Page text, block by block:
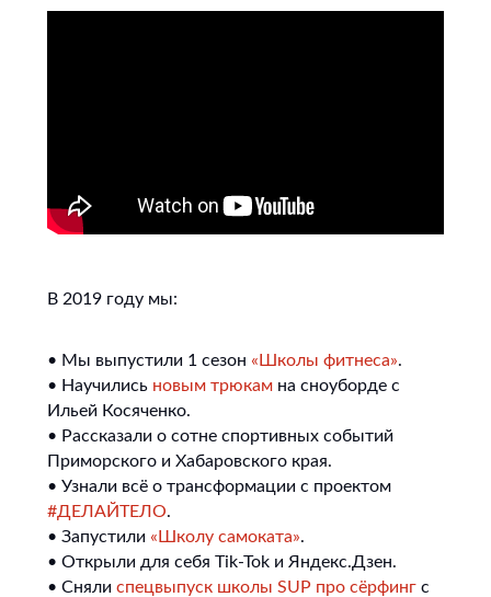
В 2019 году мы:
• Мы выпустили 1 сезон «Школы фитнеса».
• Научились новым трюкам на сноуборде с
Ильей Косяченко.
• Рассказали о сотне спортивных событий
Приморского и Хабаровского края.
• Узнали всё о трансформации с проектом
#ДЕЛАЙТЕЛО.
• Запустили «Школу самоката».
• Открыли для себя Tik-Tok и Яндекс.Дзен.
• Сняли спецвыпуск школы SUP про сёрфинг с